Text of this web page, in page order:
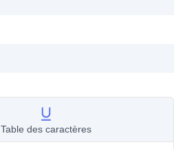
Table des caractères